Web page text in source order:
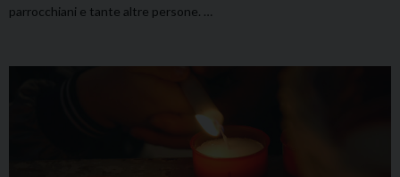
parrocchiani e tante altre persone. …